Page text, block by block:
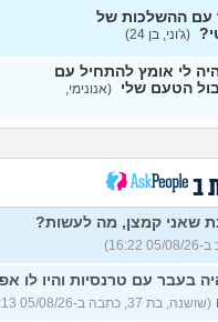
(דורון,
מתקופה
(ט אנונימית,
כהרגעה,
(נרקיס, בת
עם ההשלכות של
(ג'וני, בן 24)
לי אומץ להתחיל עם
הטעם שלי (אנונימי,
ב
שאני קמצן, מה לעשות?
היה בעבר עם טרנסיות והיו לו
(שושנה, בת 37, כתבה ב-05/08/26 16:13)